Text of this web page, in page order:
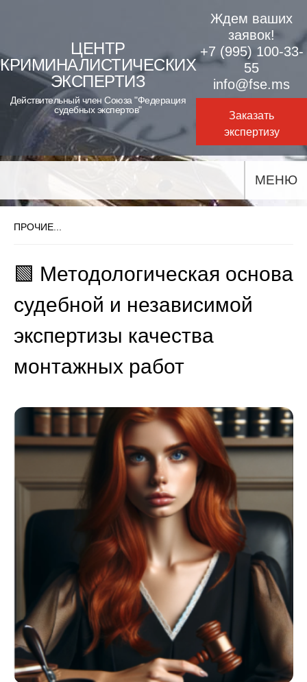
content
ЦЕНТР
КРИМИНАЛИСТИЧЕСКИХ
ЭКСПЕРТИЗ
Действительный член Союза "Федерация
судебных экспертов"
Ждем ваших
заявок!
+7 (995) 100-33-
55
info@fse.ms
Заказать
экспертизу
МЕНЮ
ПРОЧИЕ...
🟩 Методологическая основа
судебной и независимой
экспертизы качества
монтажных работ